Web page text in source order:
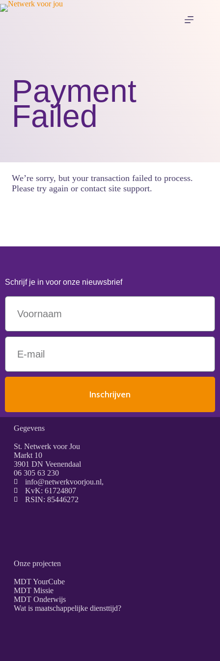
Payment
Failed
We’re sorry, but your transaction failed to process.
Please try again or contact site support.
Schrijf je in voor onze nieuwsbrief
Inschrijven
Onze projecten
MDT YourCube
MDT Missie
MDT Onderwijs
Wat is maatschappelijke diensttijd?
Gegevens
St. Netwerk voor Jou
Markt 10
3901 DN Veenendaal
06 305 63 230
info@netwerkvoorjou.nl,
KvK: 61724807
RSIN: 85446272